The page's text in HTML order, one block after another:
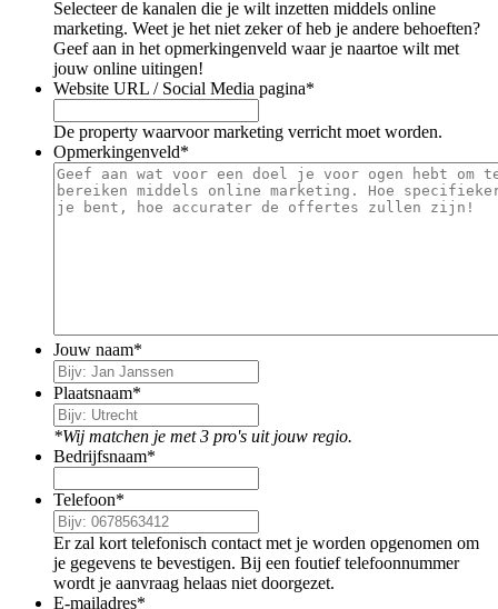
Selecteer de kanalen die je wilt inzetten middels online
marketing. Weet je het niet zeker of heb je andere behoeften?
Geef aan in het opmerkingenveld waar je naartoe wilt met
jouw online uitingen!
Website URL / Social Media pagina*
De property waarvoor marketing verricht moet worden.
Opmerkingenveld*
Jouw naam*
Plaatsnaam*
*Wij matchen je met 3 pro's uit jouw regio.
Bedrijfsnaam*
Telefoon*
Er zal kort telefonisch contact met je worden opgenomen om
je gegevens te bevestigen. Bij een foutief telefoonnummer
wordt je aanvraag helaas niet doorgezet.
E-mailadres*